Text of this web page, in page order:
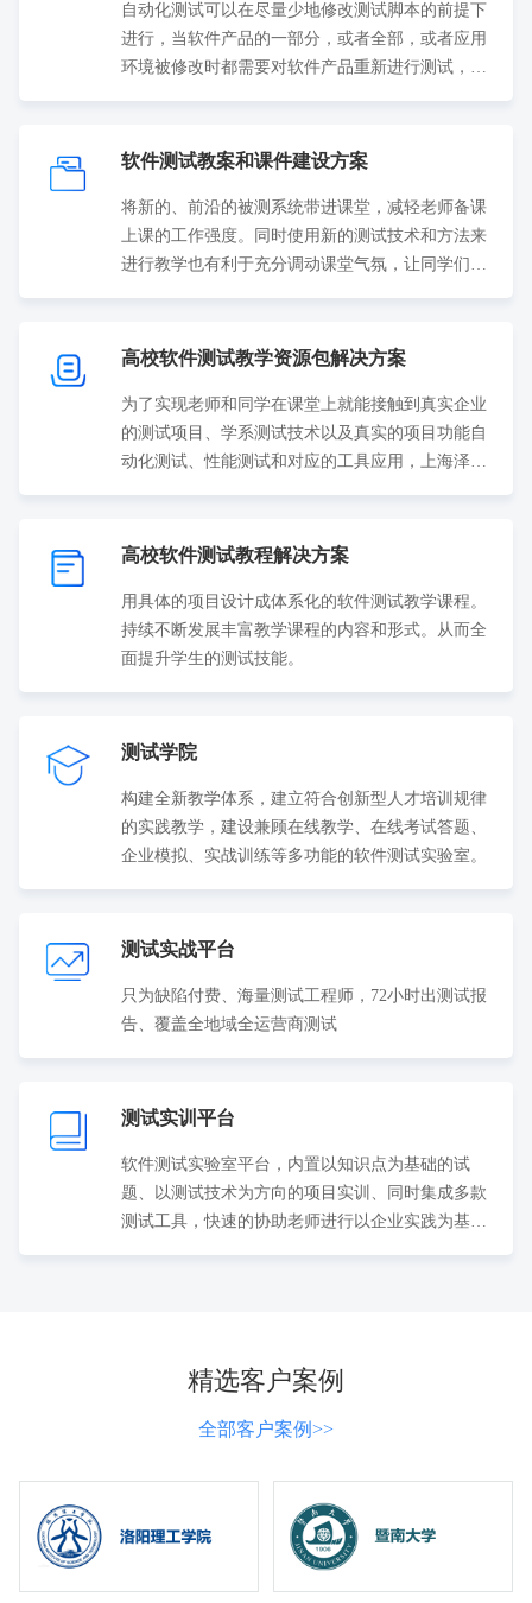
自动化测试可以在尽量少地修改测试脚本的前提下
进行，当软件产品的一部分，或者全部，或者应用
环境被修改时都需要对软件产品重新进行测试，验
软件测试教案和课件建设方案
将新的、前沿的被测系统带进课堂，减轻老师备课
上课的工作强度。同时使用新的测试技术和方法来
进行教学也有利于充分调动课堂气氛，让同学们更
高校软件测试教学资源包解决方案
为了实现老师和同学在课堂上就能接触到真实企业
的测试项目、学系测试技术以及真实的项目功能自
动化测试、性能测试和对应的工具应用，上海泽众
高校软件测试教程解决方案
用具体的项目设计成体系化的软件测试教学课程。
持续不断发展丰富教学课程的内容和形式。从而全
面提升学生的测试技能。
测试学院
构建全新教学体系，建立符合创新型人才培训规律
的实践教学，建设兼顾在线教学、在线考试答题、
企业模拟、实战训练等多功能的软件测试实验室。
测试实战平台
只为缺陷付费、海量测试工程师，72小时出测试报
告、覆盖全地域全运营商测试
测试实训平台
软件测试实验室平台，内置以知识点为基础的试
题、以测试技术为方向的项目实训、同时集成多款
测试工具，快速的协助老师进行以企业实践为基础
精选客户案例
全部客户案例>>